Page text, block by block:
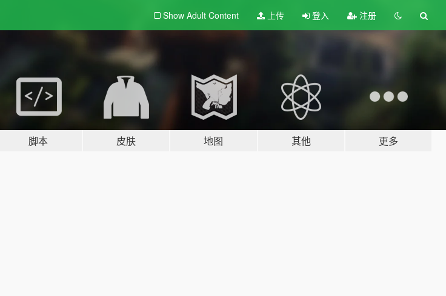
Show Adult Content 上传 登入 注册
脚本 皮肤 地图 其他 更多